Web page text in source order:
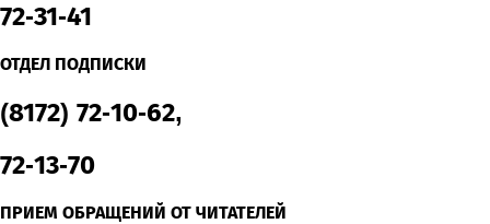
72-31-41
ОТДЕЛ ПОДПИСКИ
(8172) 72-10-62,
72-13-70
ПРИЕМ ОБРАЩЕНИЙ ОТ ЧИТАТЕЛЕЙ